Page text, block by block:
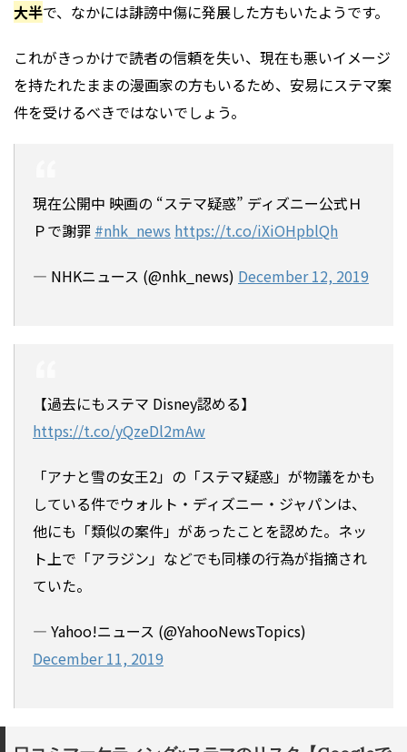
大半で、なかには誹謗中傷に発展した方もいたようです。
これがきっかけで読者の信頼を失い、現在も悪いイメージ
を持たれたままの漫画家の方もいるため、安易にステマ案
件を受けるべきではないでしょう。
現在公開中 映画の “ステマ疑惑” ディズニー公式Ｈ
Ｐで謝罪 #nhk_news https://t.co/iXiOHpblQh
— NHKニュース (@nhk_news) December 12, 2019
【過去にもステマ Disney認める】
https://t.co/yQzeDl2mAw
「アナと雪の女王2」の「ステマ疑惑」が物議をかも
している件でウォルト・ディズニー・ジャパンは、
他にも「類似の案件」があったことを認めた。ネッ
ト上で「アラジン」などでも同様の行為が指摘され
ていた。
— Yahoo!ニュース (@YahooNewsTopics)
December 11, 2019